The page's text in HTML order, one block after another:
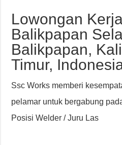
Lowongan
Balikpapan
Balikpapan,
Timur,
Ssc Works memberi
pelamar untuk bergabung
Posisi Welder / Juru Las